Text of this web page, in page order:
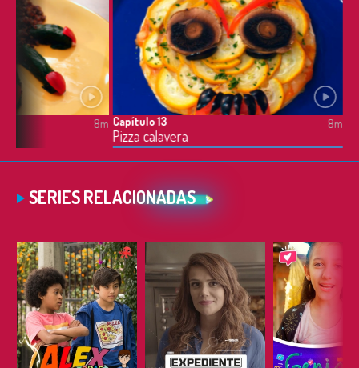
8m Capítulo 13
Pizza calavera
8m
SERIES RELACIONADAS